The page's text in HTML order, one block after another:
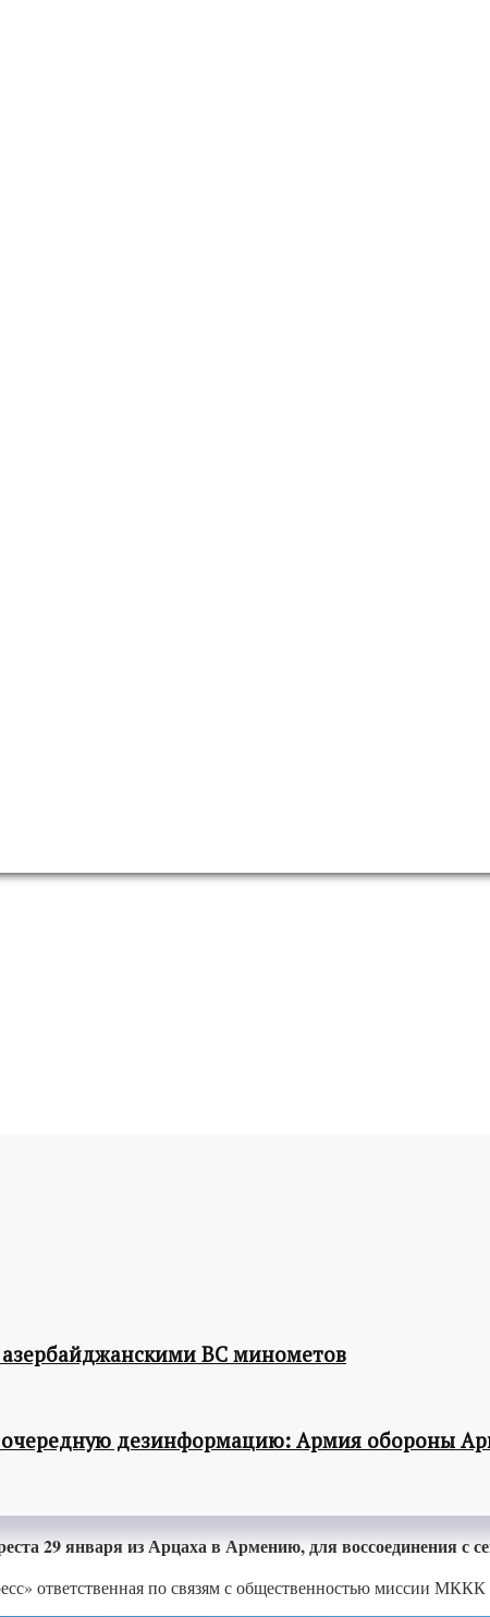
ВС минометов
дезинформацию: Армия обороны
29 января из Арцаха в Армению, для воссоединения с
ответственная по связям с общественностью миссии